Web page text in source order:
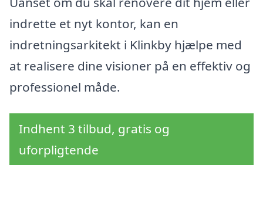
indrette et nyt kontor, kan en
indretningsarkitekt i Klinkby hjælpe med
at realisere dine visioner på en effektiv og
professionel måde.
Indhent 3 tilbud, gratis og
uforpligtende